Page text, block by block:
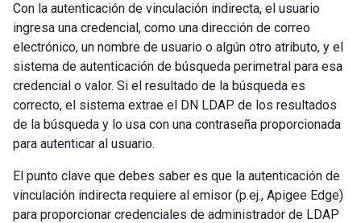
Con la autenticación de vinculación indirecta, el usuario
ingresa una credencial, como una dirección de correo
electrónico, un nombre de usuario o algún otro atributo, y el
sistema de autenticación de búsqueda perimetral para esa
credencial o valor. Si el resultado de la búsqueda es
correcto, el sistema extrae el DN LDAP de los resultados
de la búsqueda y lo usa con una contraseña proporcionada
para autenticar al usuario.
El punto clave que debes saber es que la autenticación de
vinculación indirecta requiere al emisor (p.ej., Apigee Edge)
para proporcionar credenciales de administrador de LDAP